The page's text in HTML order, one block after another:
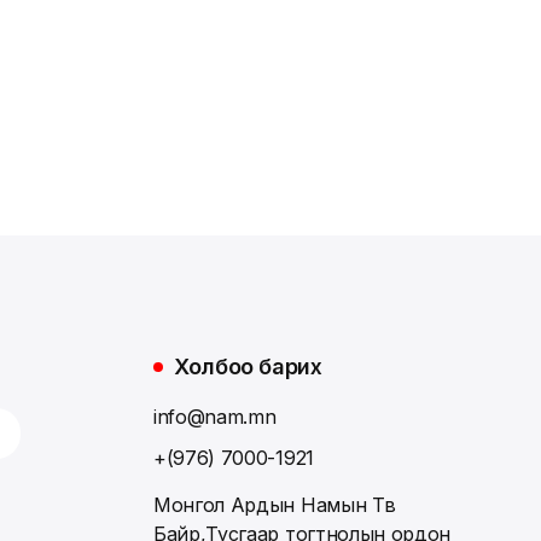
Холбоо барих
info@nam.mn
+(976) 7000-1921
Монгол Ардын Намын Төв
Байр,Тусгаар тогтнолын ордон